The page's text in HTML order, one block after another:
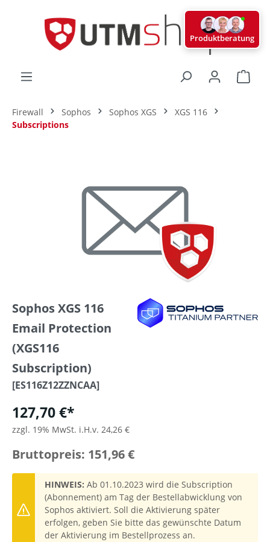
Firewall Sophos Sophos XGS
XGS 116
Subscriptions
Sophos XGS 116
Email Protection
(XGS116
Subscription)
[ES116Z12ZZNCAA]
127,70 €*
zzgl. 19% MwSt. i.H.v. 24,26 €
Bruttopreis: 151,96 €
HINWEIS: Ab 01.10.2023 wird die Subscription
(Abonnement) am Tag der Bestellabwicklung von
Sophos aktiviert. Soll die Aktivierung später
erfolgen, geben Sie bitte das gewünschte Datum
der Aktivierung im Bestellprozess an.
Produktberatung